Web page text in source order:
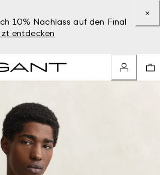
10% Nachlass auf den Final
entdecken